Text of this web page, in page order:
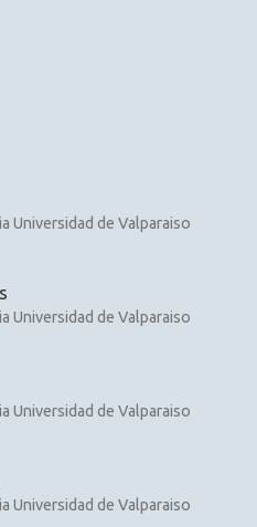
Universidad de Valparaiso
Universidad de Valparaiso
Universidad de Valparaiso
Universidad de Valparaiso